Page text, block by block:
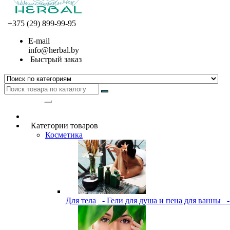
+375 (29) 899-99-95
E-mail
info@herbal.by
Быстрый заказ
Категории товаров
Косметика
Для тела - Гели для душа и пена для ванны